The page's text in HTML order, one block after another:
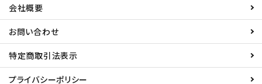
会社概要
お問い合わせ
特定商取引法表示
プライバシーポリシー